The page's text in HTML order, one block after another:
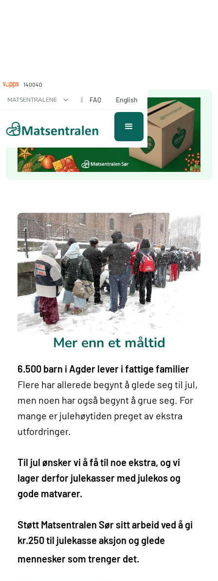
140040
MATSENTRALENE || FAQ English
Mer enn et måltid
6.500 barn i Agder lever i fattige familier
Flere har allerede begynt å glede seg til jul,
men noen har også begynt å grue seg. For
mange er julehøytiden preget av ekstra
utfordringer.
Til jul ønsker vi å få til noe ekstra, og vi
lager derfor julekasser med julekos og
gode matvarer.
Støtt Matsentralen Sør sitt arbeid ved å gi
kr.250 til julekasse aksjon og glede
mennesker som trenger det.